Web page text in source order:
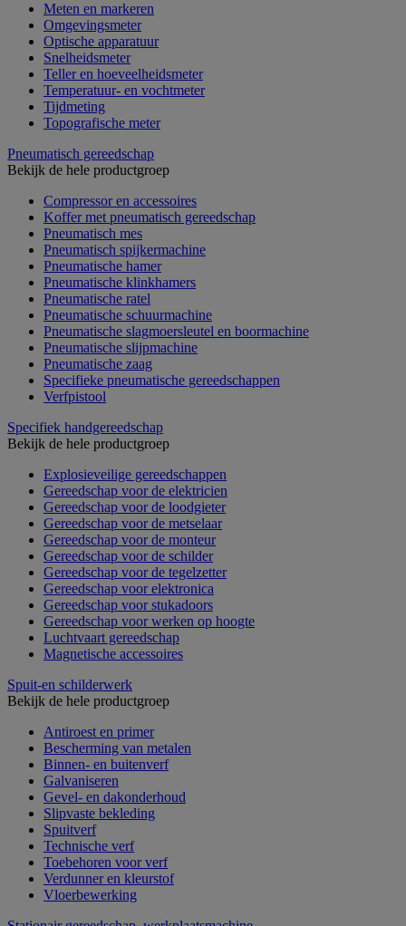
Meten en markeren
Omgevingsmeter
Optische apparatuur
Snelheidsmeter
Teller en hoeveelheidsmeter
Temperatuur- en vochtmeter
Tijdmeting
Topografische meter
Pneumatisch gereedschap
Bekijk de hele productgroep
Compressor en accessoires
Koffer met pneumatisch gereedschap
Pneumatisch mes
Pneumatisch spijkermachine
Pneumatische hamer
Pneumatische klinkhamers
Pneumatische ratel
Pneumatische schuurmachine
Pneumatische slagmoersleutel en boormachine
Pneumatische slijpmachine
Pneumatische zaag
Specifieke pneumatische gereedschappen
Verfpistool
Specifiek handgereedschap
Bekijk de hele productgroep
Explosieveilige gereedschappen
Gereedschap voor de elektricien
Gereedschap voor de loodgieter
Gereedschap voor de metselaar
Gereedschap voor de monteur
Gereedschap voor de schilder
Gereedschap voor de tegelzetter
Gereedschap voor elektronica
Gereedschap voor stukadoors
Gereedschap voor werken op hoogte
Luchtvaart gereedschap
Magnetische accessoires
Spuit-en schilderwerk
Bekijk de hele productgroep
Antiroest en primer
Bescherming van metalen
Binnen- en buitenverf
Galvaniseren
Gevel- en dakonderhoud
Slipvaste bekleding
Spuitverf
Technische verf
Toebehoren voor verf
Verdunner en kleurstof
Vloerbewerking